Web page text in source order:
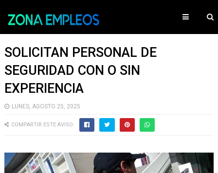
SOLICITAN PERSONAL DE
SEGURIDAD CON O SIN
EXPERIENCIA
LUNES, AGOSTO 25, 2025
COMPARTIR ESTE AVISO: